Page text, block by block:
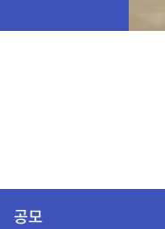
공모